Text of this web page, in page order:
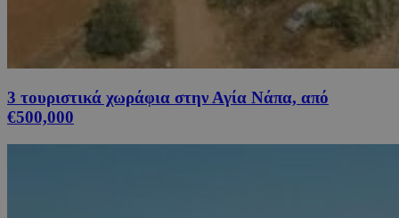
3 τουριστικά χωράφια στην Αγία Νάπα, από
€500,000